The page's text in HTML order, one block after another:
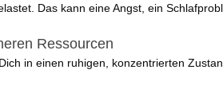
Das kann eine Angst, ein
Ressourcen
in einen ruhigen, konzentrierten